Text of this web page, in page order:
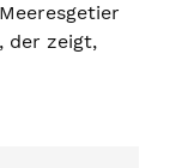
der zeigt,